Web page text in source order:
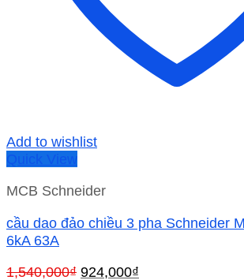
Add to wishlist
Quick View
MCB Schneider
cầu dao đảo chiều 3 pha Schneider
6kA 63A
1,540,000₫ Giá
924,000₫